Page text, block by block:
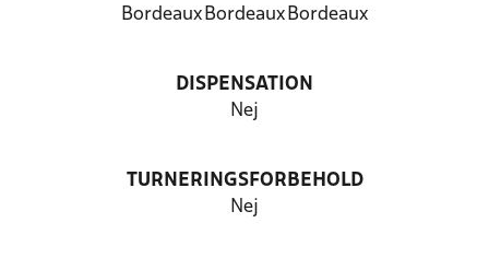
Bordeaux Bordeaux Bordeaux
DISPENSATION
Nej
TURNERINGSFORBEHOLD
Nej